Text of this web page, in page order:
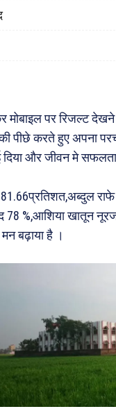
मोबाइल पर रिजल्ट
की पीछे करते हुए अपना
और जीवन मे
81.66प्रतिशत,अब्दुल
78 %,आशिया खातून
बढ़ाया है ।